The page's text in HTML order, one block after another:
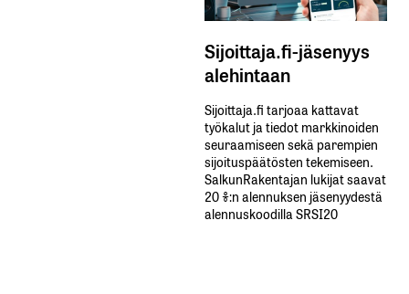
Sijoittaja.fi-jäsenyys
alehintaan
Sijoittaja.fi tarjoaa kattavat
työkalut ja tiedot markkinoiden
seuraamiseen sekä parempien
sijoituspäätösten tekemiseen.
SalkunRakentajan lukijat saavat
20 %:n alennuksen jäsenyydestä
alennuskoodilla SRSI20